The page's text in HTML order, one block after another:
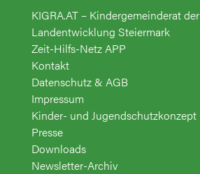
KIGRA.AT – Kindergemeinderat der
Landentwicklung Steiermark
Zeit-Hilfs-Netz APP
Kontakt
Datenschutz & AGB
Impressum
Kinder- und Jugendschutzkonzept
Presse
Downloads
Newsletter-Archiv